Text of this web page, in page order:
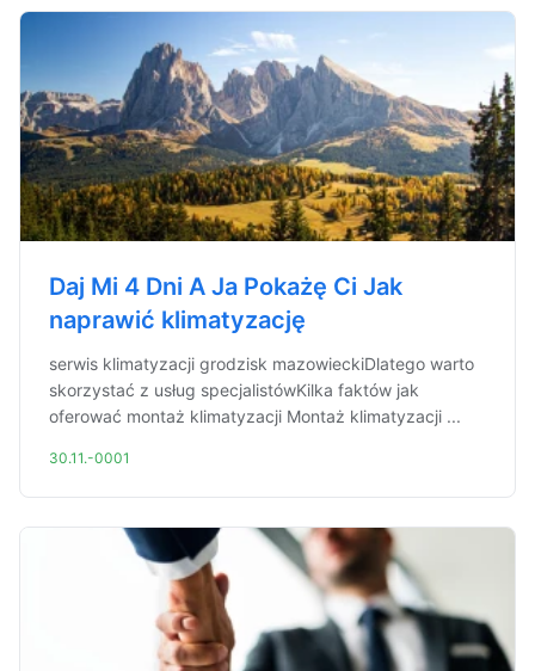
Daj Mi 4 Dni A Ja Pokażę Ci Jak
naprawić klimatyzację
serwis klimatyzacji grodzisk mazowieckiDlatego warto
skorzystać z usług specjalistówKilka faktów jak
oferować montaż klimatyzacji Montaż klimatyzacji ...
30.11.-0001